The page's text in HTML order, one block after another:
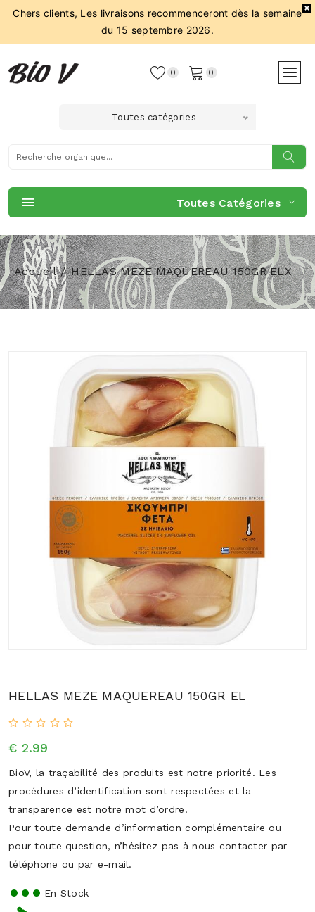
Chers clients, Les livraisons recommenceront dès la semaine
du 15 septembre 2026.
0 0
Toutes catégories
Toutes Catégories
Accueil HELLAS MEZE MAQUEREAU 150GR ELX
HELLAS MEZE MAQUEREAU 150GR EL
€ 2.99
BioV, la traçabilité des produits est notre priorité. Les
procédures d’identification sont respectées et la
transparence est notre mot d’ordre.
Pour toute demande d’information complémentaire ou
pour toute question, n’hésitez pas à nous contacter par
téléphone ou par e-mail.
En Stock